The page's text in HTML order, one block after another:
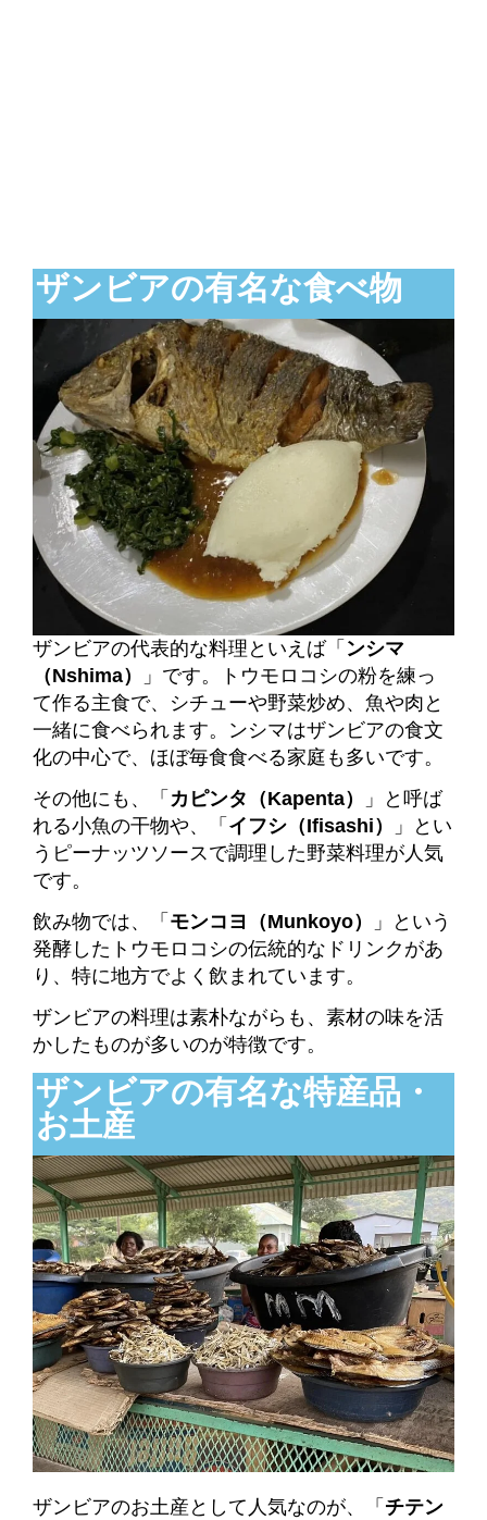
ザンビアの有名な食べ物
ザンビアの代表的な料理といえば「 ンシマ
（Nshima）
」です。トウモロコシの粉を練っ
て作る主食で、シチューや野菜炒め、魚や肉と
一緒に食べられます。ンシマはザンビアの食文
化の中心で、ほぼ毎食食べる家庭も多いです。
その他にも、「 カピンタ（Kapenta）
」と呼ば
れる小魚の干物や、「 イフシ（Ifisashi）
」とい
うピーナッツソースで調理した野菜料理が人気
です。
飲み物では、「 モンコヨ（Munkoyo）
」という
発酵したトウモロコシの伝統的なドリンクがあ
り、特に地方でよく飲まれています。
ザンビアの料理は素朴ながらも、素材の味を活
かしたものが多いのが特徴です。
ザンビアの有名な特産品・
お土産
ザンビアのお土産として人気なのが、「 チテン